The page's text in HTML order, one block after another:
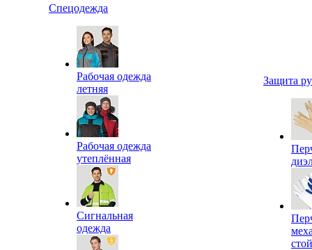
Спецодежда
Рабочая одежда
летняя
Рабочая одежда
утеплённая
Сигнальная
одежда
Защита